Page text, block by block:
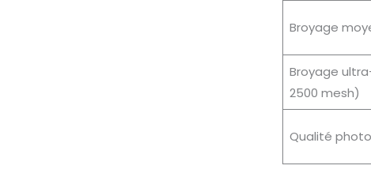
Broyage
Broyage
2500 mesh)
Qualité